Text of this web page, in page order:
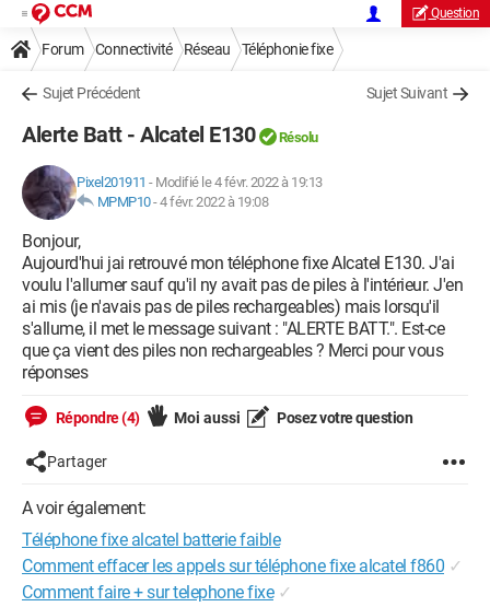
Question
Forum Connectivité Réseau Téléphonie fixe
Sujet Précédent Sujet Suivant
Alerte Batt - Alcatel E130 Résolu
Pixel201911 - Modifié le 4 févr. 2022 à 19:13
MPMP10-4 févr. 2022 à 19:08
Bonjour,
Aujourd'hui jai retrouvé mon téléphone fixe Alcatel E130. J'ai
voulu l'allumer sauf qu'il ny avait pas de piles à l'intérieur. J'en
ai mis (je n'avais pas de piles rechargeables) mais lorsqu'il
s'allume, il met le message suivant : "ALERTE BATT.". Est-ce
que ça vient des piles non rechargeables ? Merci pour vous
réponses
Répondre (4) Moi aussi Posez votre question
Partager
A voir également:
Téléphone fixe alcatel batterie faible
Comment effacer les appels sur téléphone fixe alcatel f860 ✓
Comment faire + sur telephone fixe ✓